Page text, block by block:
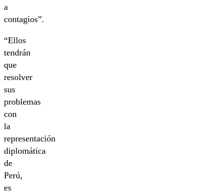
a
contagios”.
“Ellos
tendrán
que
resolver
sus
problemas
con
la
representación
diplomática
de
Perú,
es